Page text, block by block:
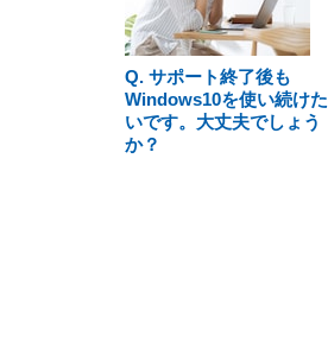
Q. サポート終了後も
Windows10を使い続けた
いです。大丈夫でしょう
か？